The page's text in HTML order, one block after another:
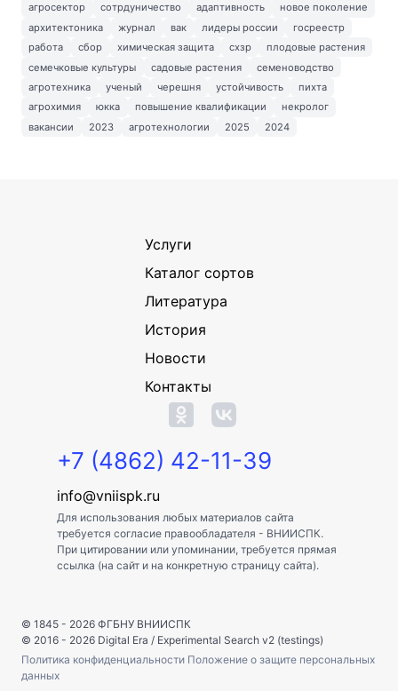
агросектор
сотрдуничество адаптивность
новое поколение
архитектоника
журнал вак лидеры россии
госреестр
работа
сбор химическая защита схзр
плодовые растения
семечковые культуры
садовые растения
семеноводство
агротехника
ученый черешня устойчивость
пихта
агрохимия
юкка повышение квалификации
некролог
вакансии
2023 агротехнологии 2025 2024
Услуги
Каталог сортов
Литература
История
Новости
Контакты
+7 (4862) 42-11-39
info@vniispk.ru
Для использования любых материалов сайта
требуется согласие правообладателя - ВНИИСПК.
При цитировании или упоминании, требуется прямая
ссылка (на сайт и на конкретную страницу сайта).
© 1845 - 2026 ФГБНУ ВНИИСПК
© 2016 - 2026 Digital Era / Experimental Search v2 (testings)
Политика конфиденциальности Положение о защите персональных
данных